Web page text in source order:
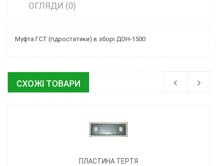
ОГЛЯДИ (0)
Муфта ГСТ (гідростатики) в зборі ДОН-1500
СХОЖІ ТОВАРИ
ПЛАСТИНА ТЕРТЯ